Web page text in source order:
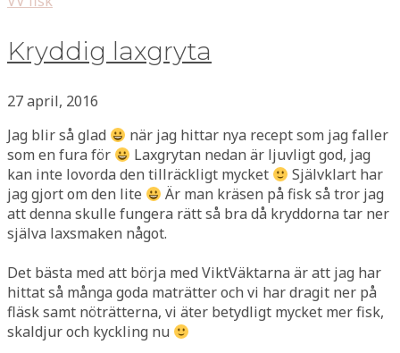
Kryddig laxgryta
27 april, 2016
Jag blir så glad
när jag hittar nya recept som jag faller
som en fura för
Laxgrytan nedan är ljuvligt god, jag
kan inte lovorda den tillräckligt mycket
Självklart har
jag gjort om den lite
Är man kräsen på fisk så tror jag
att denna skulle fungera rätt så bra då kryddorna tar ner
själva laxsmaken något.
Det bästa med att börja med ViktVäktarna är att jag har
hittat så många goda maträtter och vi har dragit ner på
fläsk samt nöträtterna, vi äter betydligt mycket mer fisk,
skaldjur och kyckling nu